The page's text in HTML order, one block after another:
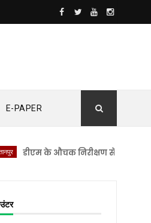
E-PAPER
के औचक निरीक्षण से सीएचसी लंभुआ